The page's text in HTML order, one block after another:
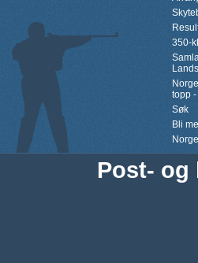
350-
topp -
Søk
Bli
Post- og